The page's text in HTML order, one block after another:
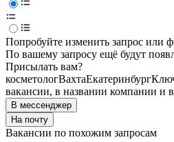
Попробуйте изменить запрос или
По вашему запросу ещё будут
Присылать вам?
косметологВахтаЕкатеринбург
вакансии, в названии компании и
В мессенджер
На почту
Вакансии по похожим запросам